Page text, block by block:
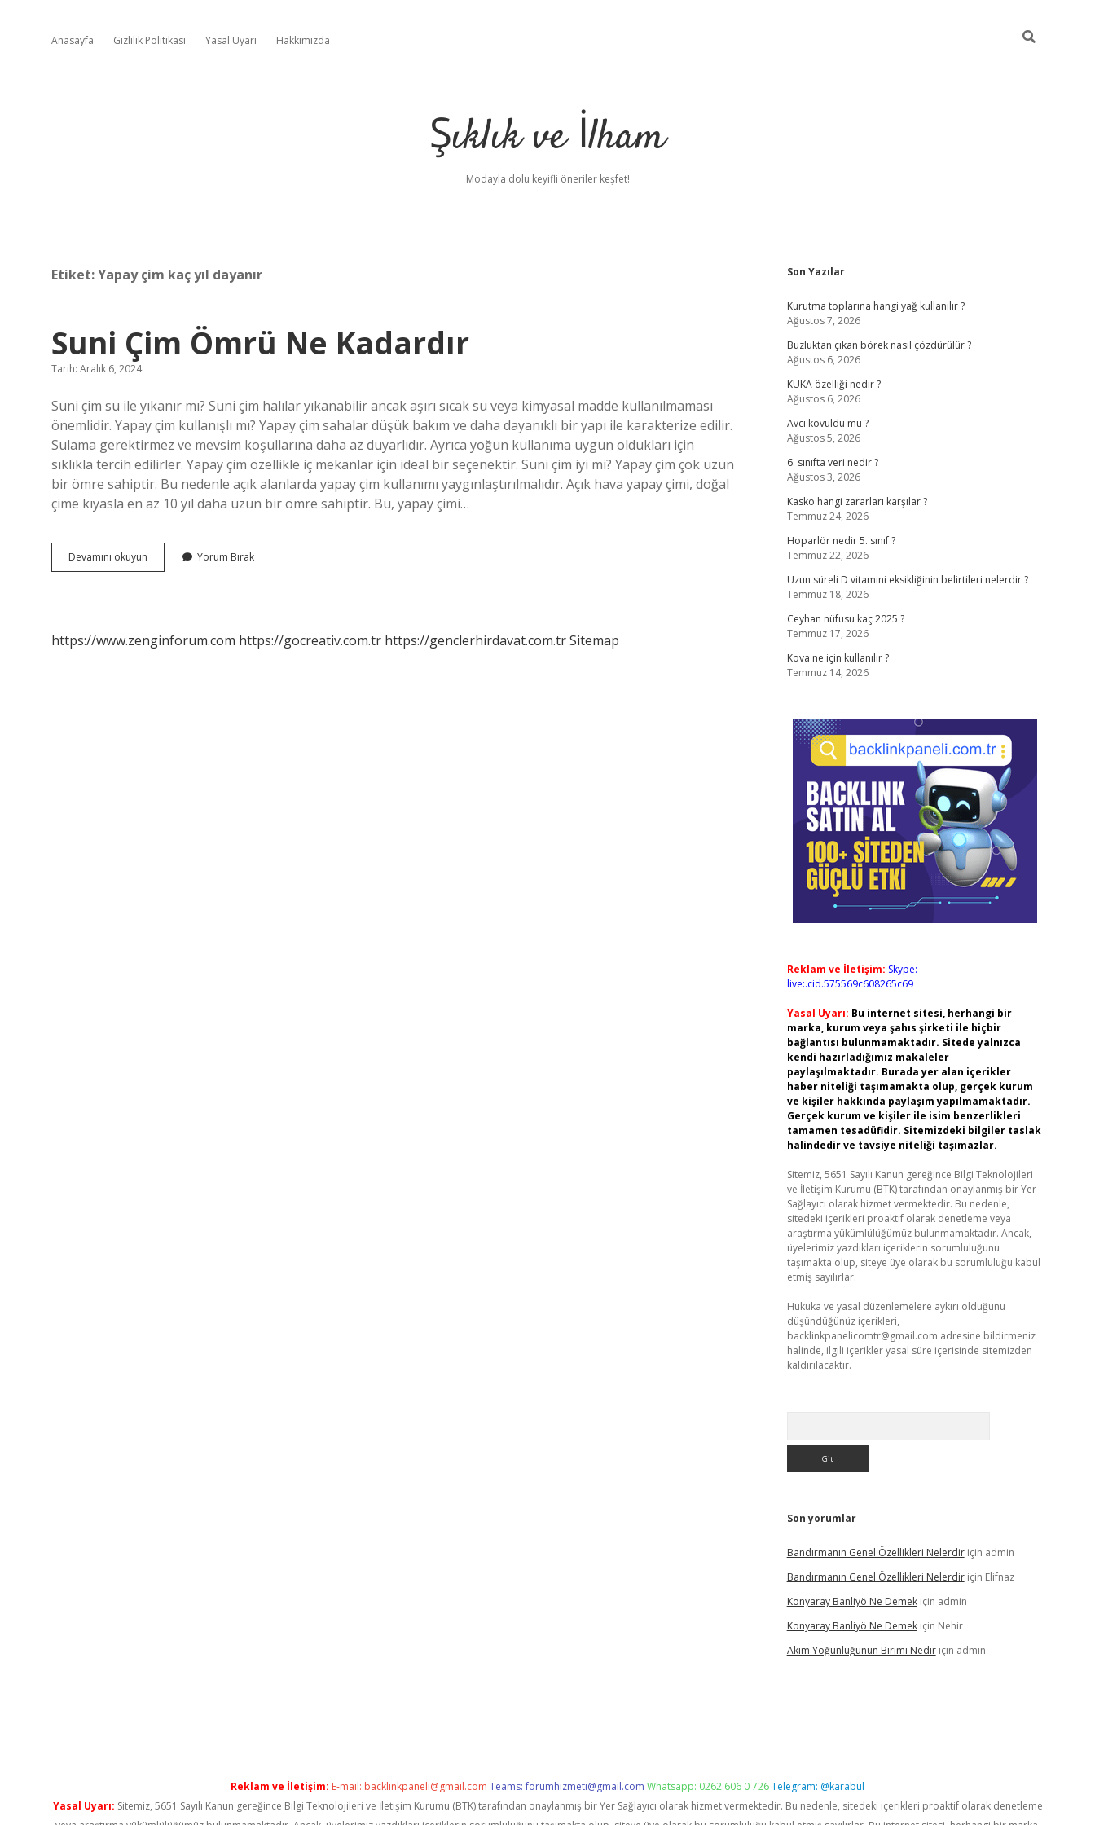
Anasayfa Gizlilik Politikası Yasal Uyarı Hakkımızda
Şıklık ve İlham
Modayla dolu keyifli öneriler keşfet!
Etiket:Yapay çim kaç yıl dayanır
Suni Çim Ömrü Ne Kadardır
Tarih: Aralık 6, 2024
Suni çim su ile yıkanır mı? Suni çim halılar yıkanabilir ancak aşırı sıcak su veya kimyasal madde kullanılmaması
önemlidir. Yapay çim kullanışlı mı? Yapay çim sahalar düşük bakım ve daha dayanıklı bir yapı ile karakterize edilir.
Sulama gerektirmez ve mevsim koşullarına daha az duyarlıdır. Ayrıca yoğun kullanıma uygun oldukları için
sıklıkla tercih edilirler. Yapay çim özellikle iç mekanlar için ideal bir seçenektir. Suni çim iyi mi? Yapay çim çok uzun
bir ömre sahiptir. Bu nedenle açık alanlarda yapay çim kullanımı yaygınlaştırılmalıdır. Açık hava yapay çimi, doğal
çime kıyasla en az 10 yıl daha uzun bir ömre sahiptir. Bu, yapay çimi…
Devamını okuyun
Çim
Yorum Bırak
https://www.zenginforum.com https://gocreativ.com.tr https://genclerhirdavat.com.trSitemap
Sidebar
Son Yazılar
Kurutma toplarına hangi yağ kullanılır ?
Ağustos 7, 2026
Buzluktan çıkan börek nasıl çözdürülür ?
Ağustos 6, 2026
KUKA özelliği nedir ?
Ağustos 6, 2026
Avcı kovuldu mu ?
Ağustos 5, 2026
6. sınıfta veri nedir ?
Ağustos 3, 2026
Kasko hangi zararları karşılar ?
Temmuz 24, 2026
Hoparlör nedir 5. sınıf ?
Temmuz 22, 2026
Uzun süreli D vitamini eksikliğinin belirtileri nelerdir ?
Temmuz 18, 2026
Ceyhan nüfusu kaç 2025 ?
Temmuz 17, 2026
Kova ne için kullanılır ?
Temmuz 14, 2026
Reklam ve İletişim: Skype:
live:.cid.575569c608265c69
Yasal Uyarı: Bu internet sitesi, herhangi bir
marka, kurum veya şahıs şirketi ile hiçbir
bağlantısı bulunmamaktadır. Sitede yalnızca
kendi hazırladığımız makaleler
paylaşılmaktadır. Burada yer alan içerikler
haber niteliği taşımamakta olup, gerçek kurum
ve kişiler hakkında paylaşım yapılmamaktadır.
Gerçek kurum ve kişiler ile isim benzerlikleri
tamamen tesadüfidir. Sitemizdeki bilgiler taslak
halindedir ve tavsiye niteliği taşımazlar.
Sitemiz, 5651 Sayılı Kanun gereğince Bilgi Teknolojileri
ve İletişim Kurumu (BTK) tarafından onaylanmış bir Yer
Sağlayıcı olarak hizmet vermektedir. Bu nedenle,
sitedeki içerikleri proaktif olarak denetleme veya
araştırma yükümlülüğümüz bulunmamaktadır. Ancak,
üyelerimiz yazdıkları içeriklerin sorumluluğunu
taşımakta olup, siteye üye olarak bu sorumluluğu kabul
etmiş sayılırlar.
Hukuka ve yasal düzenlemelere aykırı olduğunu
düşündüğünüz içerikleri,
backlinkpanelicomtr@gmail.com adresine bildirmeniz
halinde, ilgili içerikler yasal süre içerisinde sitemizden
kaldırılacaktır.
Son yorumlar
Bandırmanın Genel Özellikleri Nelerdiriçin admin
Bandırmanın Genel Özellikleri Nelerdiriçin Elifnaz
Konyaray Banliyö Ne Demekiçin admin
Konyaray Banliyö Ne Demekiçin Nehir
Akım Yoğunluğunun Birimi Nediriçin admin
Reklam ve İletişim: E-mail: backlinkpaneli@gmail.com Teams:forumhizmeti@gmail.com Whatsapp: 0262 606 0 726Telegram: @karabul
Yasal Uyarı: Sitemiz, 5651 Sayılı Kanun gereğince Bilgi Teknolojileri ve İletişim Kurumu (BTK) tarafından onaylanmış bir Yer Sağlayıcı olarak hizmet vermektedir. Bu nedenle, sitedeki içerikleri proaktif olarak denetleme